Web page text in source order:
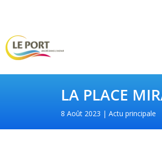
LA PLACE
8 Août 2023 Actu principale